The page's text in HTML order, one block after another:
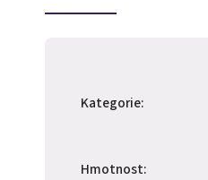
Kategorie:
Hmotnost: